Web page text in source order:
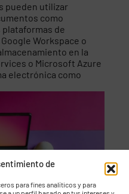
de
para fines analíticos y para
a un perfil basado en tus intereses y
pueden utilizar
como
de
Workspace o
en la
o Microsoft Azure
electrónica como